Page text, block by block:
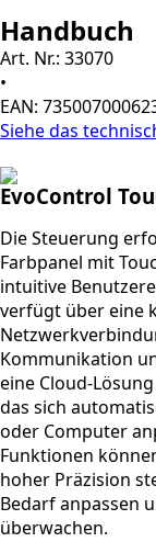
Handbuch
Art. Nr.: 33070
•
EAN:
Siehe das
EvoControl
Die Steuerung
Farbpanel mit
intuitive
verfügt über eine
Kommunikation
eine Cloud-
das sich
oder Computer
Funktionen
hoher Präzision
Bedarf anpassen
überwachen.